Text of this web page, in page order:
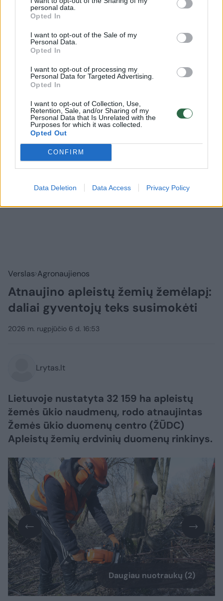
personal data.
Opted In
I want to opt-out of the Sale of my
Personal Data.
Opted In
I want to opt-out of processing my
Personal Data for Targeted Advertising.
Opted In
I want to opt-out of Collection, Use,
Retention, Sale, and/or Sharing of my
Personal Data that Is Unrelated with the
Purposes for which it was collected.
Opted Out
CONFIRM
Data Deletion Data Access Privacy Policy
Komentuoti gali tik Lrytas registruoti vartotojai.
Prisijunkite prie registruotų vartotojų
bendruomenės ir bendraukite komentaruose!
Rodyti komentarus
Verslas Agronaujienos
Atnaujino apleistų žemių žemėlapį:
daliai gyventojų teks susimokėti
2026 m. rugpjūčio 6 d. 16:53
Lrytas.lt
Lietuvoje nustatyta 32 159 ha apleistų
žemės ūkio naudmenų, rodo atnaujintas
Žemės ūkio duomenų centro (ŽŪDC)
Apleistų žemių erdvinių duomenų rinkinys.
Daugiau nuotraukų (2)